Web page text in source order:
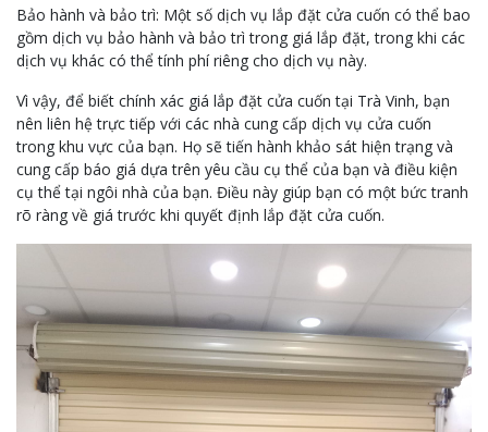
Bảo hành và bảo trì: Một số dịch vụ lắp đặt cửa cuốn có thể bao
gồm dịch vụ bảo hành và bảo trì trong giá lắp đặt, trong khi các
dịch vụ khác có thể tính phí riêng cho dịch vụ này.
Vì vậy, để biết chính xác giá lắp đặt cửa cuốn tại Trà Vinh, bạn
nên liên hệ trực tiếp với các nhà cung cấp dịch vụ cửa cuốn
trong khu vực của bạn. Họ sẽ tiến hành khảo sát hiện trạng và
cung cấp báo giá dựa trên yêu cầu cụ thể của bạn và điều kiện
cụ thể tại ngôi nhà của bạn. Điều này giúp bạn có một bức tranh
rõ ràng về giá trước khi quyết định lắp đặt cửa cuốn.